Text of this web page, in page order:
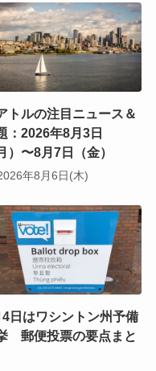
トルの注目ニュース＆
：2026年8月3日
）〜8月7日（金）
年8月6日(木)
日はワシントン州予備
郵便投票の要点まと